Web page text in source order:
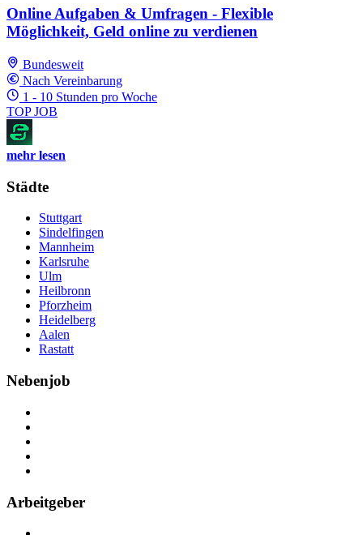
Online Aufgaben & Umfragen - Flexible
Möglichkeit, Geld online zu verdienen
Bundesweit
Nach Vereinbarung
1 - 10 Stunden pro Woche
TOP JOB
mehr lesen
Städte
Stuttgart
Sindelfingen
Mannheim
Karlsruhe
Ulm
Heilbronn
Pforzheim
Heidelberg
Aalen
Rastatt
Nebenjob
Arbeitgeber